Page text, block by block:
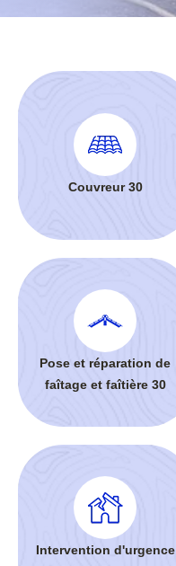
Couvreur 30
Pose et réparation de
faîtage et faîtière 30
Intervention d'urgence